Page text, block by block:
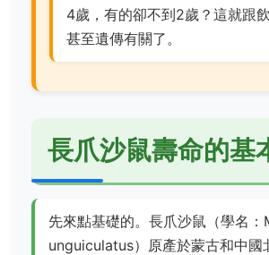
4歲，有的卻不到2歲？這就跟飲
甚至遺傳有關了。
長爪沙鼠壽命的基
先來點基礎的。長爪沙鼠（學名
unguiculatus）原產於蒙古和中國